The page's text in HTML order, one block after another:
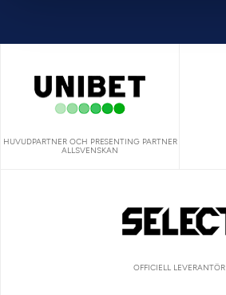
HUVUDPARTNER OCH PRESENTING PARTNER
ALLSVENSKAN
OFFICIELL LEVERANTÖR